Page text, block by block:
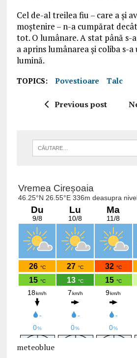
Cel de-al treilea fiu – care a şi
moştenire – n-a cumpărat
tot. O lumânare. A stat până s-
a aprins lumânarea şi coliba s-
lumină.
TOPICS: Povestioare Talc
Previous post
meteoblue